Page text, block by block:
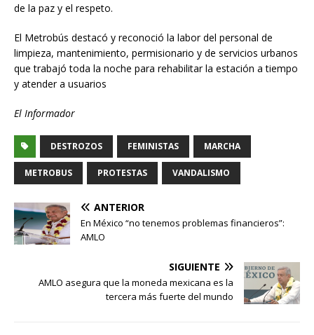
de la paz y el respeto.
El Metrobús destacó y reconoció la labor del personal de
limpieza, mantenimiento, permisionario y de servicios urbanos
que trabajó toda la noche para rehabilitar la estación a tiempo
y atender a usuarios
El Informador
DESTROZOS FEMINISTAS MARCHA
METROBUS PROTESTAS VANDALISMO
ANTERIOR
En México “no tenemos problemas financieros”:
AMLO
SIGUIENTE
AMLO asegura que la moneda mexicana es la
tercera más fuerte del mundo